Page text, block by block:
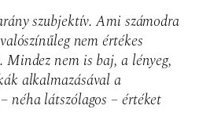
szubjektív. Ami számodra
nem értékes
Mindez nem is baj, a lényeg,
alkalmazásával a
néha látszólagos – értéket